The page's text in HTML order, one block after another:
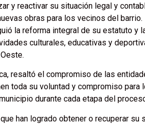
y reactivar su situación legal y
obras para los vecinos del barrio.
la reforma integral de su estatuto y
culturales, educativas y
resaltó el compromiso de las
toda su voluntad y compromiso para
durante cada etapa del
han logrado obtener o recuperar su